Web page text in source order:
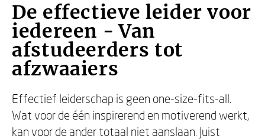
De effectieve leider voor
iedereen - Van
afstudeerders tot
afzwaaiers
Effectief leiderschap is geen one-size-fits-all.
Wat voor de één inspirerend en motiverend werkt,
kan voor de ander totaal niet aanslaan. Juist